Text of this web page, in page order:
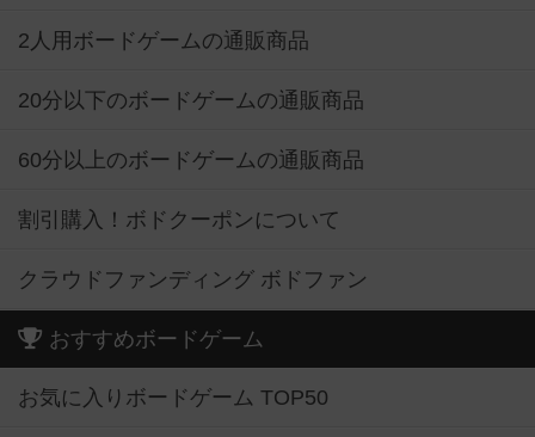
2人用ボードゲームの通販商品
20分以下のボードゲームの通販商品
60分以上のボードゲームの通販商品
割引購入！ボドクーポンについて
クラウドファンディング ボドファン
おすすめボードゲーム
お気に入りボードゲーム TOP50